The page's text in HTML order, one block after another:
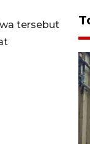
tersebut